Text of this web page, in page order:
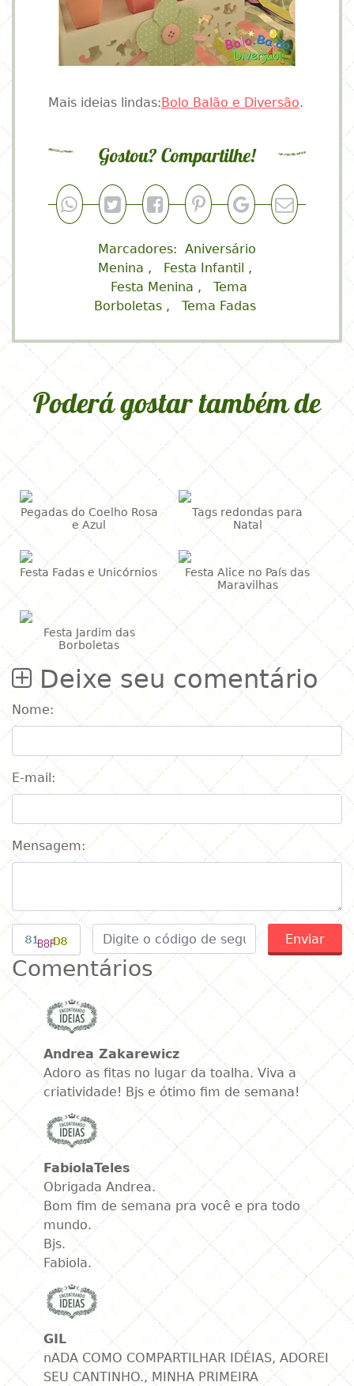
Mais ideias lindas: Bolo Balão e Diversão.
Gostou? Compartilhe!
Marcadores: Aniversário
Menina
Festa Infantil
Festa Menina
Tema
Borboletas
Tema Fadas
Poderá gostar também de
Pegadas do Coelho Rosa
e Azul
Tags redondas para
Natal
Festa Fadas e Unicórnios
Festa Alice no País das
Maravilhas
Festa Jardim das
Borboletas
Deixe seu comentário
Nome:
E-mail:
Mensagem:
Enviar
Comentários
Andrea Zakarewicz
Adoro as fitas no lugar da toalha. Viva a
criatividade! Bjs e ótimo fim de semana!
FabiolaTeles
Obrigada Andrea.
Bom fim de semana pra você e pra todo
mundo.
Bjs.
Fabiola.
GIL
nADA COMO COMPARTILHAR IDÉIAS, ADOREI
SEU CANTINHO., MINHA PRIMEIRA